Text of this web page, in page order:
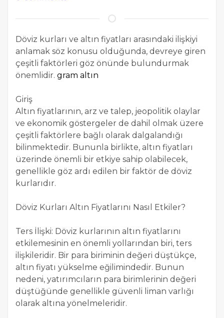
Döviz kurları ve altın fiyatları arasındaki ilişkiyi
anlamak söz konusu olduğunda, devreye giren
çeşitli faktörleri göz önünde bulundurmak
önemlidir. gram altın
Giriş
Altın fiyatlarının, arz ve talep, jeopolitik olaylar
ve ekonomik göstergeler de dahil olmak üzere
çeşitli faktörlere bağlı olarak dalgalandığı
bilinmektedir. Bununla birlikte, altın fiyatları
üzerinde önemli bir etkiye sahip olabilecek,
genellikle göz ardı edilen bir faktör de döviz
kurlarıdır.
Döviz Kurları Altın Fiyatlarını Nasıl Etkiler?
Ters İlişki: Döviz kurlarının altın fiyatlarını
etkilemesinin en önemli yollarından biri, ters
ilişkileridir. Bir para biriminin değeri düştükçe,
altın fiyatı yükselme eğilimindedir. Bunun
nedeni, yatırımcıların para birimlerinin değeri
düştüğünde genellikle güvenli liman varlığı
olarak altına yönelmeleridir.